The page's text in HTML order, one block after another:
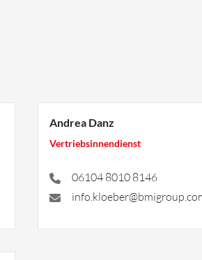
Andrea Danz
Vertriebsinnendienst
06104 8010 8146